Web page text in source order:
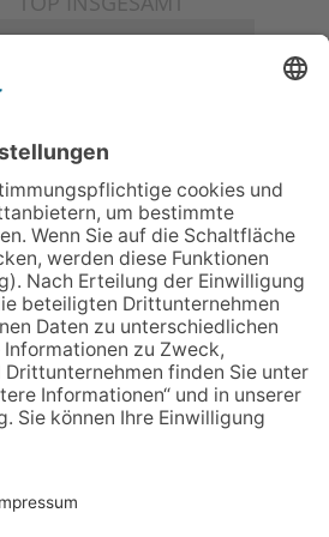
Baustellenführung führt auch in
die Zukunft der Stadt
Königstein
Klinikforum zum Thema
Karpaltunnelsyndrom
Gewinnspiel zum Start ins
Schuljahr
„Rock auf der Burg“ lässt
Königstein beben